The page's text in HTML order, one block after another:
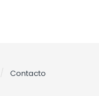
Contacto